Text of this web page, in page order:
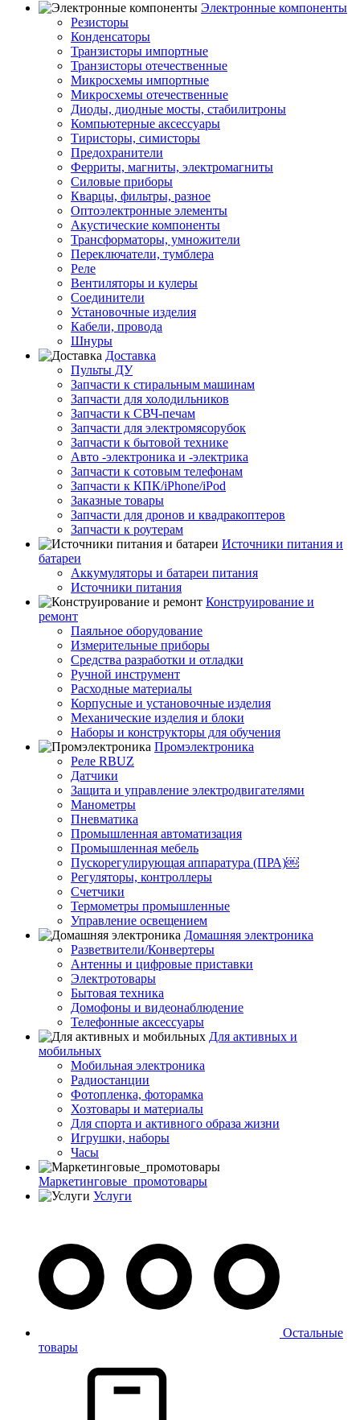
Электронные компоненты
Резисторы
Конденсаторы
Транзисторы импортные
Транзисторы отечественные
Микросхемы импортные
Микросхемы отечественные
Диоды, диодные мосты, стабилитроны
Компьютерные аксессуары
Тиристоры, симисторы
Предохранители
Ферриты, магниты, электромагниты
Силовые приборы
Кварцы, фильтры, разное
Оптоэлектронные элементы
Акустические компоненты
Трансформаторы, умножители
Переключатели, тумблера
Реле
Вентиляторы и кулеры
Соединители
Установочные изделия
Кабели, провода
Шнуры
Доставка
Пульты ДУ
Запчасти к стиральным машинам
Запчасти для холодильников
Запчасти к СВЧ-печам
Запчасти для электромясорубок
Запчасти к бытовой технике
Авто -электроника и -электрика
Запчасти к сотовым телефонам
Запчасти к КПК/iPhone/iPod
Заказные товары
Запчасти для дронов и квадракоптеров
Запчасти к роутерам
Источники питания и
батареи
Аккумуляторы и батареи питания
Источники питания
Конструирование и
ремонт
Паяльное оборудование
Измерительные приборы
Средства разработки и отладки
Ручной инструмент
Расходные материалы
Корпусные и установочные изделия
Механические изделия и блоки
Наборы и конструкторы для обучения
Промэлектроника
Реле RBUZ
Датчики
Защита и управление электродвигателями
Манометры
Пневматика
Промышленная автоматизация
Промышленная мебель
Пускорегулирующая аппаратура (ПРА)￼
Регуляторы, контроллеры
Счетчики
Термометры промышленные
Управление освещением
Домашняя электроника
Разветвители/Конвертеры
Антенны и цифровые приставки
Электротовары
Бытовая техника
Домофоны и видеонаблюдение
Телефонные аксессуары
Для активных и
мобильных
Мобильная электроника
Радиостанции
Фотопленка, фоторамка
Хозтовары и материалы
Для спорта и активного образа жизни
Игрушки, наборы
Часы
Маркетинговые_промотовары
Услуги
Остальные
товары